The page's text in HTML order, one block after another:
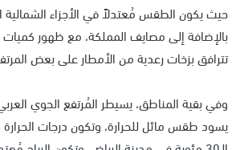
حيث يكون الطقس مُعتدلاً في الأجزاء الشمالية
بالإضافة إلى مصايف المملكة، مع ظهور
تترافق بزخات رعدية من الأمطار على بعض
وفي بقية المناطق، يسيطر المُرتفع الجوي
يسود طقس مائل للحرارة، وتكون درجات